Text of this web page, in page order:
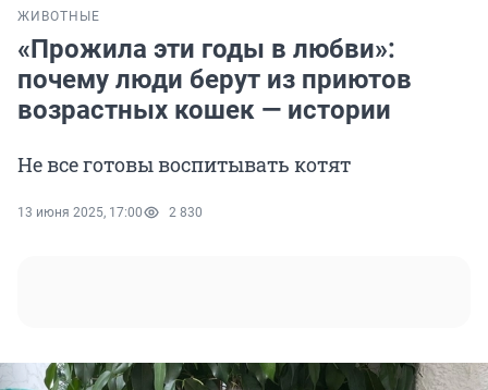
ЖИВОТНЫЕ
«Прожила эти годы в любви»:
почему люди берут из приютов
возрастных кошек — истории
Не все готовы воспитывать котят
13 июня 2025, 17:00 2 830